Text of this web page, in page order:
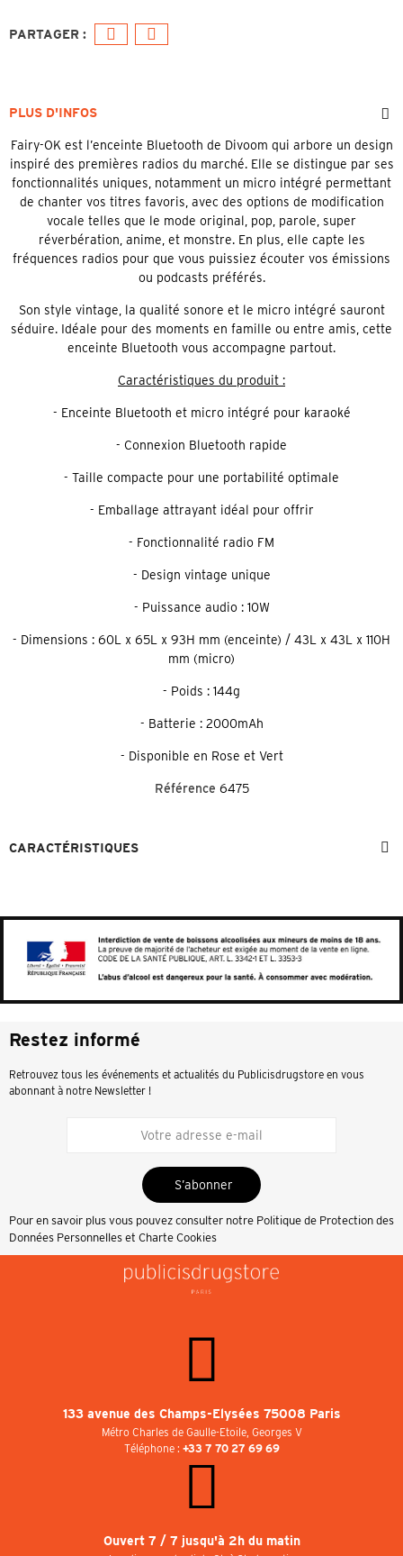
PLUS D'INFOS
Fairy-OK est l’enceinte Bluetooth de Divoom qui arbore un design
inspiré des premières radios du marché. Elle se distingue par ses
fonctionnalités uniques, notamment un micro intégré permettant
de chanter vos titres favoris, avec des options de modification
vocale telles que le mode original, pop, parole, super
réverbération, anime, et monstre. En plus, elle capte les
fréquences radios pour que vous puissiez écouter vos émissions
ou podcasts préférés.
Son style vintage, la qualité sonore et le micro intégré sauront
séduire. Idéale pour des moments en famille ou entre amis, cette
enceinte Bluetooth vous accompagne partout.
Caractéristiques du produit :
- Enceinte Bluetooth et micro intégré pour karaoké
- Connexion Bluetooth rapide
- Taille compacte pour une portabilité optimale
- Emballage attrayant idéal pour offrir
- Fonctionnalité radio FM
- Design vintage unique
- Puissance audio : 10W
- Dimensions : 60L x 65L x 93H mm (enceinte) / 43L x 43L x 110H
mm (micro)
- Poids : 144g
- Batterie : 2000mAh
- Disponible en Rose et Vert
Référence 6475
CARACTÉRISTIQUES
Restez informé
Retrouvez tous les événements et actualités du Publicisdrugstore en vous
abonnant à notre Newsletter !
S’abonner
Pour en savoir plus vous pouvez consulter notre Politique de Protection des
Données Personnelles et Charte Cookies
133 avenue des Champs-Elysées 75008 Paris
Métro Charles de Gaulle-Etoile, Georges V
Téléphone : +33 7 70 27 69 69
Ouvert 7 / 7 jusqu'à 2h du matin